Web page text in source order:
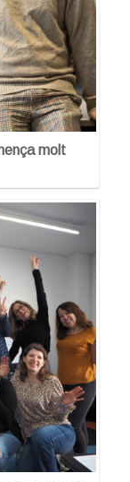
molt